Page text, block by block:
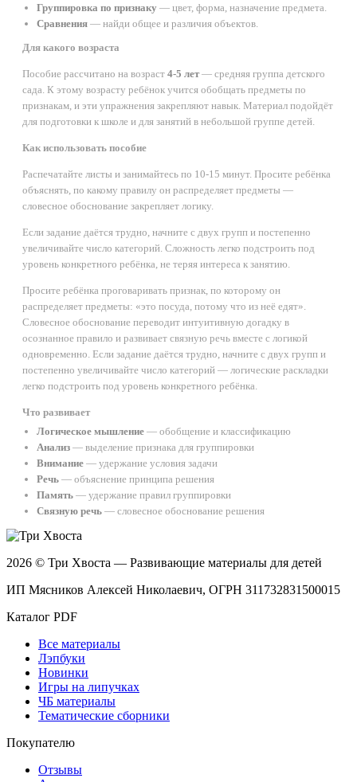
Группировка по признаку — цвет, форма, назначение предмета.
Сравнения — найди общее и различия объектов.
Для какого возраста
Пособие рассчитано на возраст 4-5 лет— средняя группа детского
сада. К этому возрасту ребёнок учится обобщать предметы по
признакам, и эти упражнения закрепляют навык. Материал подойдёт
для подготовки к школе и для занятий в небольшой группе детей.
Как использовать пособие
Распечатайте листы и занимайтесь по 10-15 минут. Просите ребёнка
объяснять, по какому правилу он распределяет предметы —
словесное обоснование закрепляет логику.
Если задание даётся трудно, начните с двух групп и постепенно
увеличивайте число категорий. Сложность легко подстроить под
уровень конкретного ребёнка, не теряя интереса к занятию.
Просите ребёнка проговаривать признак, по которому он
распределяет предметы: «это посуда, потому что из неё едят».
Словесное обоснование переводит интуитивную догадку в
осознанное правило и развивает связную речь вместе с логикой
одновременно. Если задание даётся трудно, начните с двух групп и
постепенно увеличивайте число категорий — логические раскладки
легко подстроить под уровень конкретного ребёнка.
Что развивает
Логическое мышление — обобщение и классификацию
Анализ — выделение признака для группировки
Внимание — удержание условия задачи
Речь — объяснение принципа решения
Память — удержание правил группировки
Связную речь — словесное обоснование решения
2026 © Три Хвоста — Развивающие материалы для детей
ИП Мясников Алексей Николаевич, ОГРН 311732831500015
Каталог PDF
Все материалы
Лэпбуки
Новинки
Игры на липучках
ЧБ материалы
Тематические сборники
Покупателю
Отзывы